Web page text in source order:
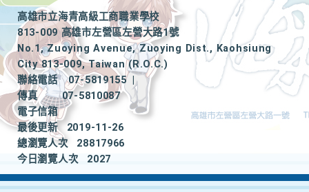
高雄市立海青高級工商職業學校
813-009 高雄市左營區左營大路1號
No.1, Zuoying Avenue, Zuoying Dist., Kaohsiung
City 813-009, Taiwan (R.O.C.)
聯絡電話
07-5819155
|
傳真
07-5810087
電子信箱
最後更新
2019-11-26
總瀏覽人次
28817966
今日瀏覽人次
2027